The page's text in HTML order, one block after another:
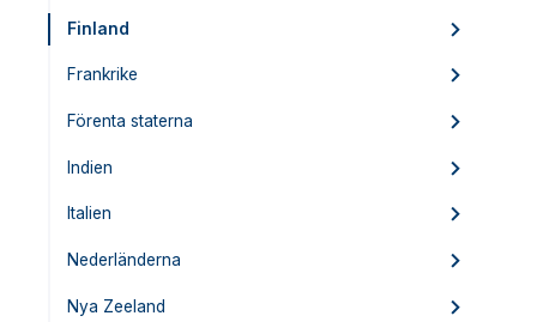
Finland
Frankrike
Förenta staterna
Indien
Italien
Nederländerna
Nya Zeeland